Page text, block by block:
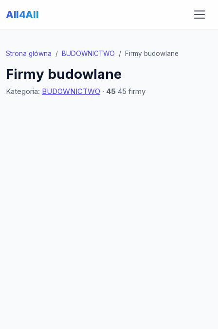
All4All
Strona główna BUDOWNICTWO Firmy budowlane
Firmy budowlane
Kategoria: BUDOWNICTWO · 45 45 firmy